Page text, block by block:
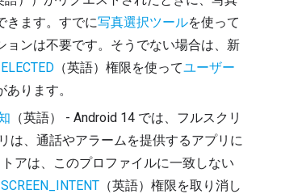
きます。すでに写真選択ツールを使って
ンは不要です。そうでない場合は、新
（英語）権限を使ってユーザー
ります。
（英語） - Android 14 では、フルスクリ
は、通話やアラームを提供するアプリに
アは、このプロファイルに一致しない
（英語）権限を取り消し